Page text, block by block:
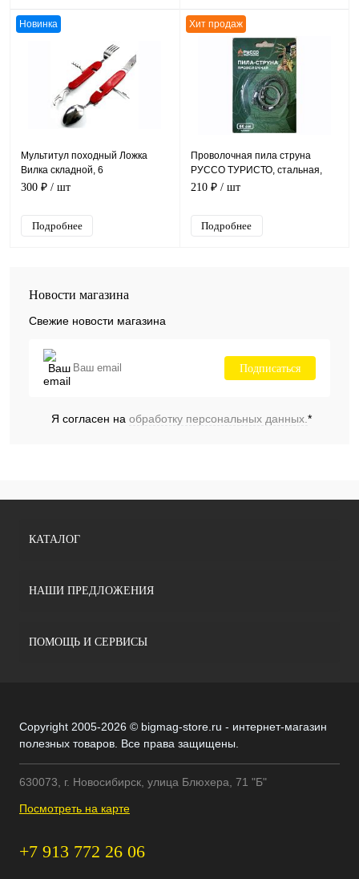
Новинка
Мультитул походный Ложка
Вилка складной, 6
инструментов, красный
300 ₽ / шт
Подробнее
Хит продаж
Проволочная пила струна
РУССО ТУРИСТО, стальная,
длина 60 см
210 ₽ / шт
Подробнее
Новости магазина
Свежие новости магазина
Подписаться
Я согласен на обработку персональных данных.*
КАТАЛОГ
НАШИ ПРЕДЛОЖЕНИЯ
ПОМОЩЬ И СЕРВИСЫ
Copyright 2005-2026 © bigmag-store.ru - интернет-магазин
полезных товаров. Все права защищены.
630073, г. Новосибирск, улица Блюхера, 71 "Б"
Посмотреть на карте
+7 913 772 26 06